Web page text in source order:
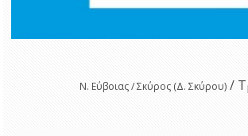
Ν. Εύβοιας / Σκύρος (Δ. Σκύρου) /